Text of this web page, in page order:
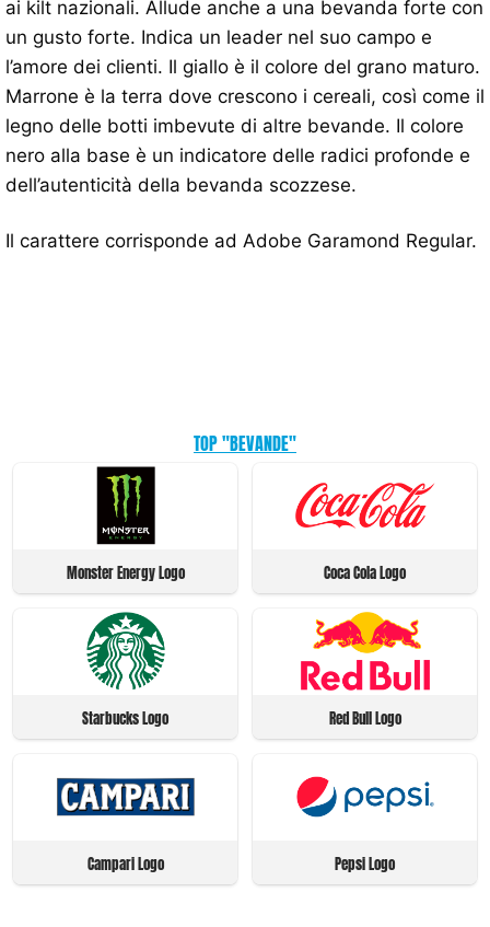
ai kilt nazionali. Allude anche a una bevanda forte con
un gusto forte. Indica un leader nel suo campo e
l’amore dei clienti. Il giallo è il colore del grano maturo.
Marrone è la terra dove crescono i cereali, così come il
legno delle botti imbevute di altre bevande. Il colore
nero alla base è un indicatore delle radici profonde e
dell’autenticità della bevanda scozzese.
Il carattere corrisponde ad Adobe Garamond Regular.
TOP "BEVANDE"
Monster Energy Logo Coca Cola Logo
Starbucks Logo Red Bull Logo
Campari Logo Pepsi Logo